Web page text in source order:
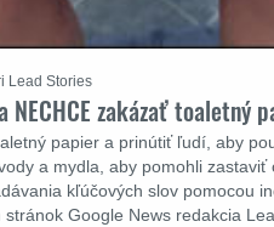
NECHCE zakázať toaletný
papier a prinútiť ľudí, aby
a mydla, aby pomohli zastaviť
kľúčových slov pomocou
Google News redakcia
Lead Stories